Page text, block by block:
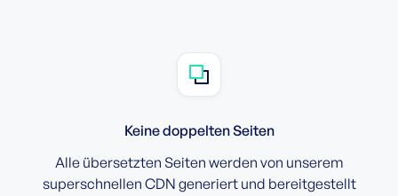
Keine doppelten Seiten
Alle übersetzten Seiten werden von unserem
superschnellen CDN generiert und bereitgestellt